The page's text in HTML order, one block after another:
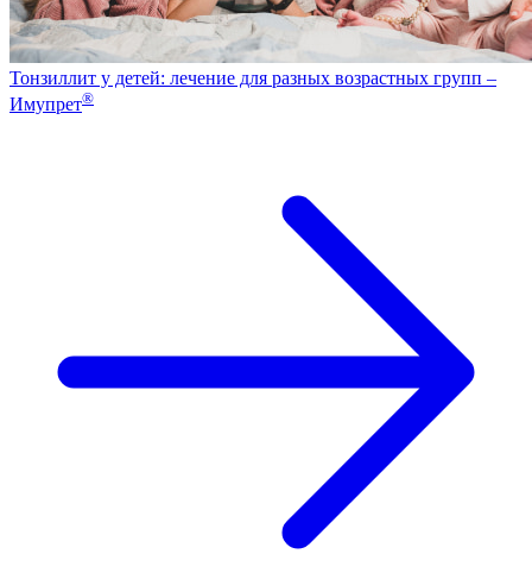
Тонзиллит у детей: лечение для разных возрастных групп –
Имупрет®